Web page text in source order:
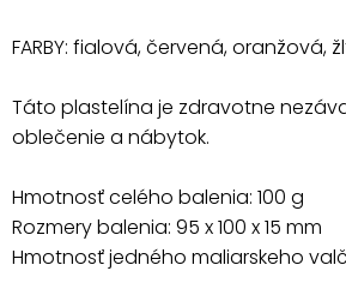
FARBY: fialová, červená, oranžová,
Táto plastelína je zdravotne
oblečenie a nábytok.
Hmotnosť celého balenia: 100 g
Rozmery balenia: 95 x 100 x 15 mm
Hmotnosť jedného maliarskeho